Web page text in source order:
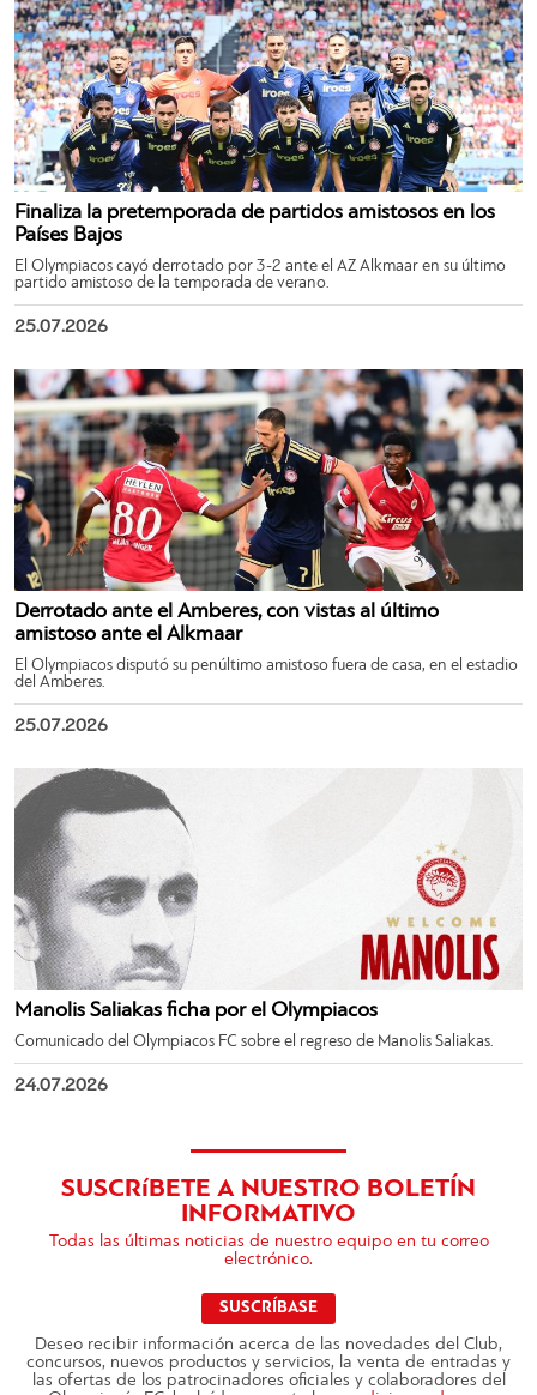
Finaliza la pretemporada de partidos amistosos en los
Países Bajos
El Olympiacos cayó derrotado por 3-2 ante el AZ Alkmaar en su último
partido amistoso de la temporada de verano.
25.07.2026
Derrotado ante el Amberes, con vistas al último
amistoso ante el Alkmaar
El Olympiacos disputó su penúltimo amistoso fuera de casa, en el estadio
del Amberes.
25.07.2026
Manolis Saliakas ficha por el Olympiacos
Comunicado del Olympiacos FC sobre el regreso de Manolis Saliakas.
24.07.2026
SUSCRíBETE A NUESTRO BOLETÍN
INFORMATIVO
Todas las últimas noticias de nuestro equipo en tu correo
electrónico.
SUSCRÍBASE
Deseo recibir información acerca de las novedades del Club,
concursos, nuevos productos y servicios, la venta de entradas y
las ofertas de los patrocinadores oficiales y colaboradores del